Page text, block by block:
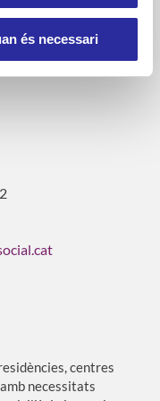
és necessari
centres
necessitats